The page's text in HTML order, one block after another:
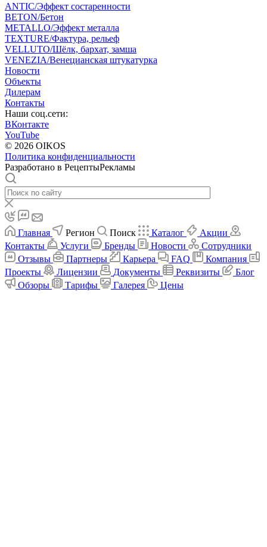
ANTIC/Эффект состаренности
BETON/Бетон
METALLO/Эффект металла
TEXTURE/Фактура, рельеф
VELLUTO/Шёлк, бархат, замша
VENEZIA/Венецианская штукатурка
Новости
Объекты
Дилерам
Контакты
Наши соц.сети:
ВКонтакте
YouTube
© 2026 OIKOS
Политика конфиденциальности
Разработано в РецептыРекламы
Главная Регион Поиск Каталог
Акции
Контакты
Услуги Бренды Новости
Сотрудники
Отзывы
Партнеры Карьера FAQ
Компания
Проекты
Лицензии Документы Реквизиты
Блог
Обзоры
Тарифы Галерея Цены